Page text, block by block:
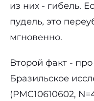
из них - гибель.
пудель, это
мгновенно.
Второй факт -
Бразильское
(PMC10610602,